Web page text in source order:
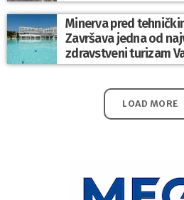
Minerva pred
Završava jedna od
zdravstveni turizam
LOAD MORE